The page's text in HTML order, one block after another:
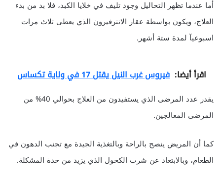
أما عندما تظهر التحاليل وجود تليف في خلايا الكبد، فلا بد من بدء
العلاج، ويكون بواسطة عقار الانترفيرون الذي يعطى ثلاث مرات
اسبوعيآ لمدة ستة أشهر.
اقرأ أيضا: فيروس غرب النيل يقتل 17 في ولاية تكساس
يقدر عدد المرضى الذي يستفيدون من العلاج بحوالي 40% من
المرضى المعالجين.
كما أن المريض ينصح بالراحة وبالتغذية الجيدة مع تجنب الدهون في
الطعام، وبالابتعاد عن شرب الكحول الذي يزيد من حدة المشكلة.